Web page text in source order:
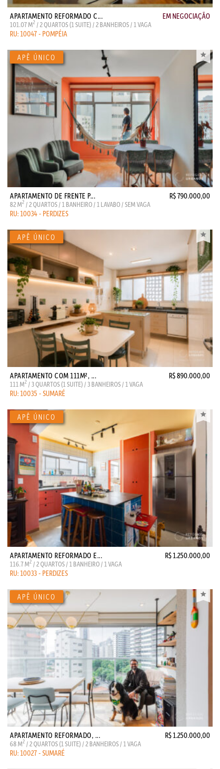
APARTAMENTO REFORMADO C... EM NEGOCIAÇÃO
101.07 M2 / 2 QUARTOS (1 SUITE) / 2 BANHEIROS / 1 VAGA
RU: 10047 - POMPÉIA
APARTAMENTO DE FRENTE P... R$ 790.000,00
82 M2 / 2 QUARTOS / 1 BANHEIRO / 1 LAVABO / SEM VAGA
RU: 10034 - PERDIZES
APARTAMENTO COM 111M², ... R$ 890.000,00
111 M2 / 3 QUARTOS (1 SUITE) / 3 BANHEIROS / 1 VAGA
RU: 10035 - SUMARÉ
APARTAMENTO REFORMADO E... R$ 1.250.000,00
116.7 M2 / 2 QUARTOS / 1 BANHEIRO / 1 VAGA
RU: 10033 - PERDIZES
APARTAMENTO REFORMADO, ... R$ 1.250.000,00
68 M2 / 2 QUARTOS (1 SUITE) / 2 BANHEIROS / 1 VAGA
RU: 10027 - SUMARÉ